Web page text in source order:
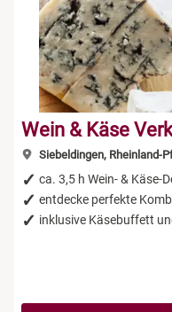
Wein & Käse
Siebeldingen, Rheinland-
ca. 3,5 h Wein- & Käse-
entdecke perfekte
inklusive Käsebuffett